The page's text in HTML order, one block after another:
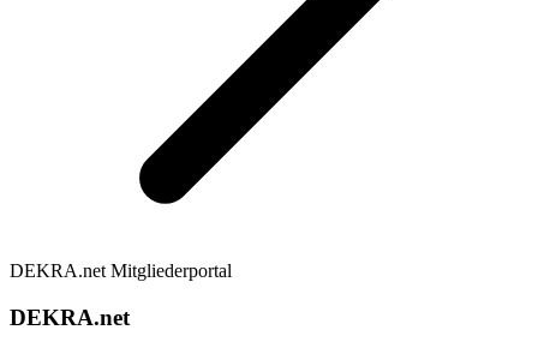
DEKRA.net Mitgliederportal
DEKRA.net